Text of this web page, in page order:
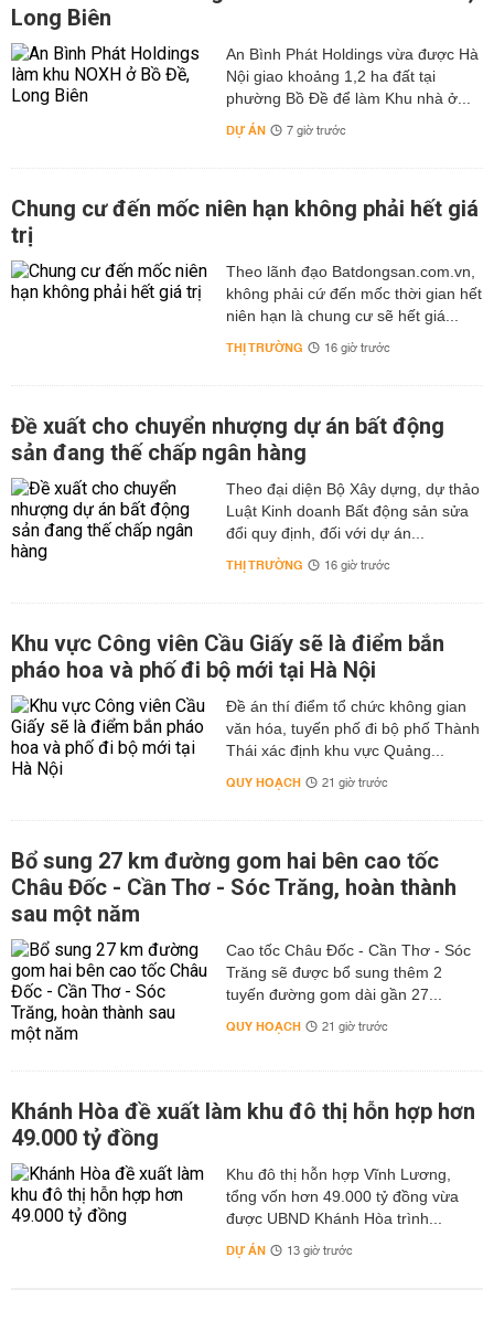
Long Biên
An Bình Phát Holdings vừa được Hà
Nội giao khoảng 1,2 ha đất tại
phường Bồ Đề để làm Khu nhà ở...
DỰ ÁN 7 giờ trước
Chung cư đến mốc niên hạn không phải hết giá
trị
Theo lãnh đạo Batdongsan.com.vn,
không phải cứ đến mốc thời gian hết
niên hạn là chung cư sẽ hết giá...
THỊ TRƯỜNG 16 giờ trước
Đề xuất cho chuyển nhượng dự án bất động
sản đang thế chấp ngân hàng
Theo đại diện Bộ Xây dựng, dự thảo
Luật Kinh doanh Bất động sản sửa
đổi quy định, đối với dự án...
THỊ TRƯỜNG 16 giờ trước
Khu vực Công viên Cầu Giấy sẽ là điểm bắn
pháo hoa và phố đi bộ mới tại Hà Nội
Đề án thí điểm tổ chức không gian
văn hóa, tuyến phố đi bộ phố Thành
Thái xác định khu vực Quảng...
QUY HOẠCH 21 giờ trước
Bổ sung 27 km đường gom hai bên cao tốc
Châu Đốc - Cần Thơ - Sóc Trăng, hoàn thành
sau một năm
Cao tốc Châu Đốc - Cần Thơ - Sóc
Trăng sẽ được bổ sung thêm 2
tuyến đường gom dài gần 27...
QUY HOẠCH 21 giờ trước
Khánh Hòa đề xuất làm khu đô thị hỗn hợp hơn
49.000 tỷ đồng
Khu đô thị hỗn hợp Vĩnh Lương,
tổng vốn hơn 49.000 tỷ đồng vừa
được UBND Khánh Hòa trình...
DỰ ÁN 13 giờ trước